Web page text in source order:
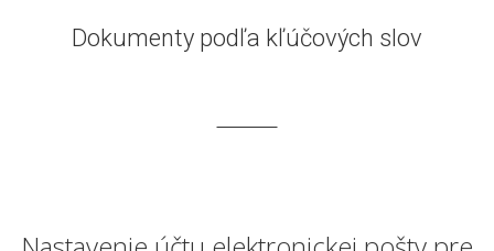
Dokumenty podľa kľúčových slov